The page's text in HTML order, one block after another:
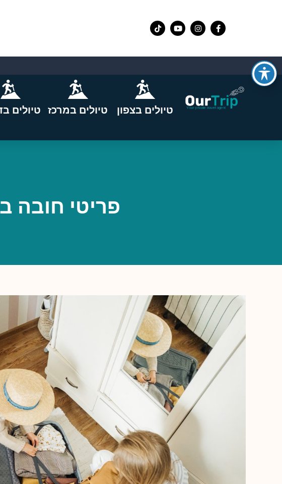
טיולים בצפון טיולים במרכז טיולים
פריטי חובה